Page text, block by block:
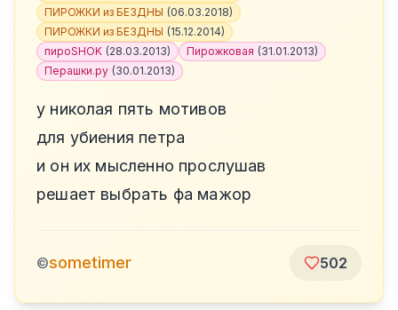
ПИРОЖКИ из БЕЗДНЫ (06.03.2018)
ПИРОЖКИ из БЕЗДНЫ (15.12.2014)
пироSHOK (28.03.2013) Пирожковая (31.01.2013)
Перашки.ру (30.01.2013)
у николая пять мотивов
для убиения петра
и он их мысленно прослушав
решает выбрать фа мажор
©sometimer 502